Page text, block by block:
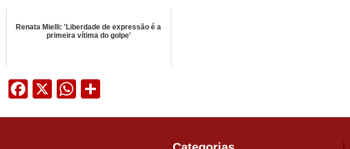
Renata Mielli: 'Liberdade de expressão é a
primeira vítima do golpe'
Facebook
X WhatsApp